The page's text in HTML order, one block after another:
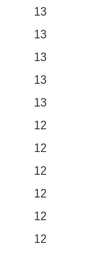
13
13
13
13
13
12
12
12
12
12
12